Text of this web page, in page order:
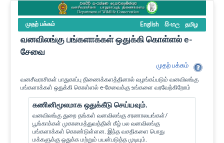
முதற் பக்கம் English සිංහල தமிழ
வனவிலங்கு பங்களாக்கள் ஒதுக்கி கொள்ளல் e-
சேவை
முதற் பக்கம்
வனசீவராசிகள் பாதுகாப்பு திணைக்களத்தினால் வழங்கப்படும் வனவிலங்கு
பங்களாக்கள் ஒதுக்கி கொள்ளல் e-சேவைக்கு உங்களை வரவேற்கிறோம்
கணினிமூலமாக ஒதுக்கீடு செய்யவும்.
வனவிலங்கு துறை தங்கள் வனவிலங்கு சரணாலயங்கள்/
பூங்காக்கள் முகாமைத்துவத்தின் கீழ் பல வனவிலங்கு
பங்களாக்கள் கொண்டுள்ளன. இந்த வசதிகளை பொது
மக்களுக்கு ஒதுக்க மற்றும் பயன்படுத்த முடியும்.